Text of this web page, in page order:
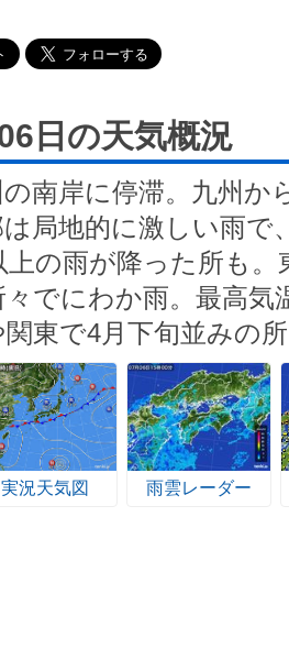
日の天気概況
南岸に停滞。九州か
局地的に激しい雨で
上の雨が降った所も
でにわか雨。最高気
東で4月下旬並みの
実況天気図 雨雲レーダー